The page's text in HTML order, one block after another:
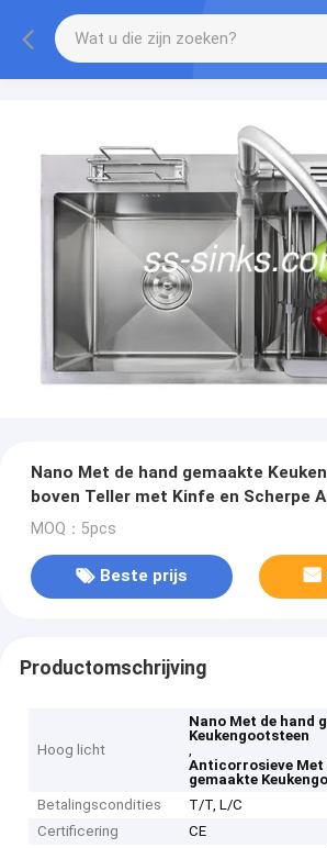
Nano Met de hand gemaakte
boven Teller met Kinfe en Scherpe
Raadsplank
MOQ：5pcs
Beste prijs
Productomschrijving
Hoog licht
Nano Met de hand
Keukengootsteen
,
Anticorrosieve Met
gemaakte
Betalingscondities
T/T, L/C
Certificering
CE